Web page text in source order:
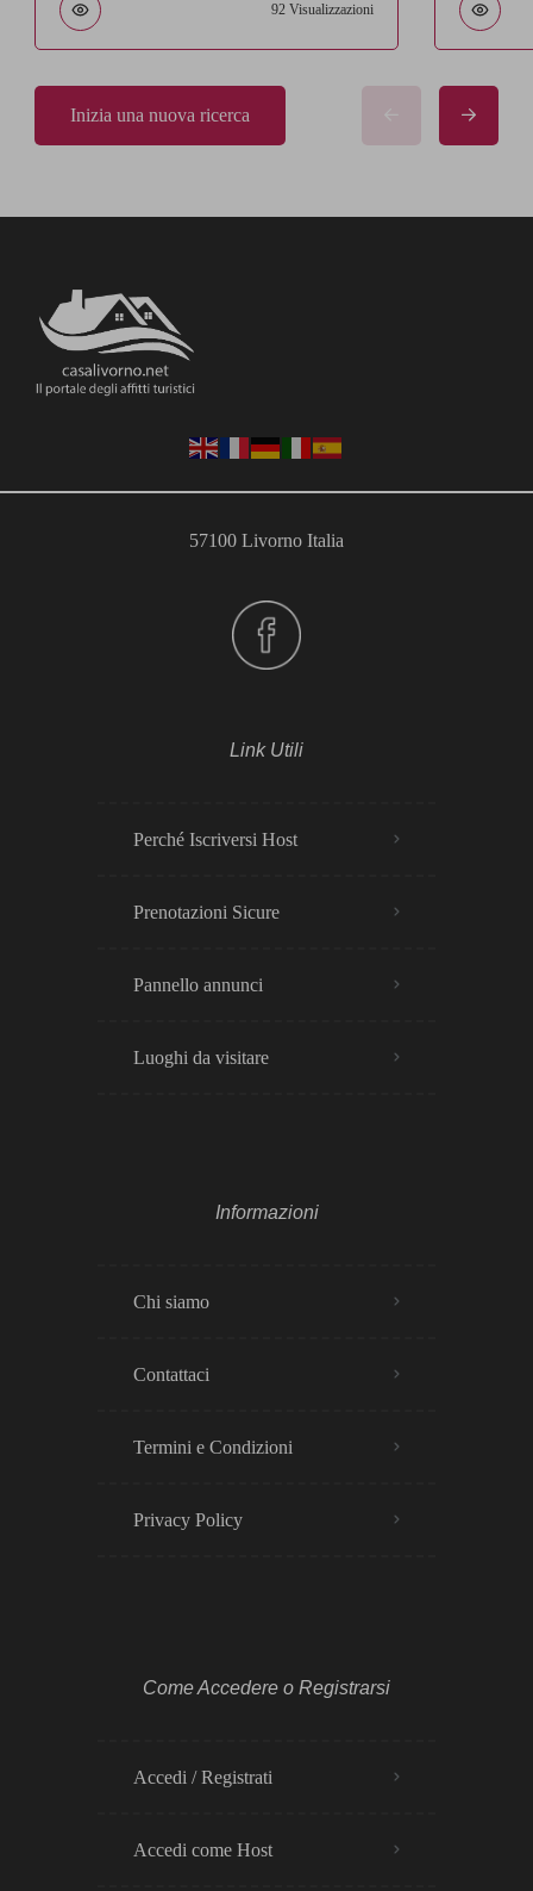
92 Visualizzazioni
Inizia una nuova ricerca
57100 Livorno Italia
Link Utili
Perché Iscriversi Host
Prenotazioni Sicure
Pannello annunci
Luoghi da visitare
Informazioni
Chi siamo
Contattaci
Termini e Condizioni
Privacy Policy​
Come Accedere o Registrarsi
Accedi / Registrati
Accedi come Host